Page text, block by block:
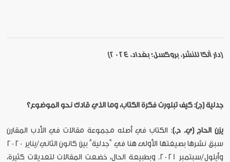
(دار ألكا للنشر، بروكسل؛ بغداد، 2024)
جدلية (ج): كيف تبلورت فكرة الكتاب، وما الذي قادك نحو الموضوع؟
يزن الحاج (ي. ح.): الكتاب في أصله مجموعة مقالات في الأدب المقارن
سبق نشرها بصيغتها الأولى هنا في "جدلية" بين كانون الثاني/يناير 2020
وأيلول/سبتمبر 2021. وبطبيعة الحال، خضعت المقالات لتعديلات كثيرة،